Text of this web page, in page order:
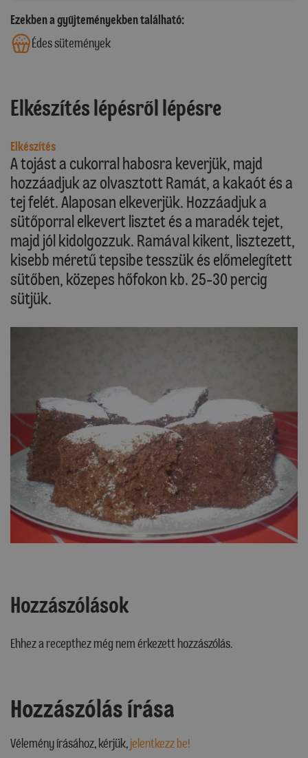
Ezekben a gyűjteményekben található:
Édes sütemények
Elkészítés lépésről lépésre
Elkészítés
A tojást a cukorral habosra keverjük, majd
hozzáadjuk az olvasztott Ramát, a kakaót és a
tej felét. Alaposan elkeverjük. Hozzáadjuk a
sütőporral elkevert lisztet és a maradék tejet,
majd jól kidolgozzuk. Ramával kikent, lisztezett,
kisebb méretű tepsibe tesszük és előmelegített
sütőben, közepes hőfokon kb. 25-30 percig
sütjük.
Hozzászólások
Ehhez a recepthez még nem érkezett hozzászólás.
Hozzászólás írása
Vélemény írásához, kérjük,jelentkezz be!